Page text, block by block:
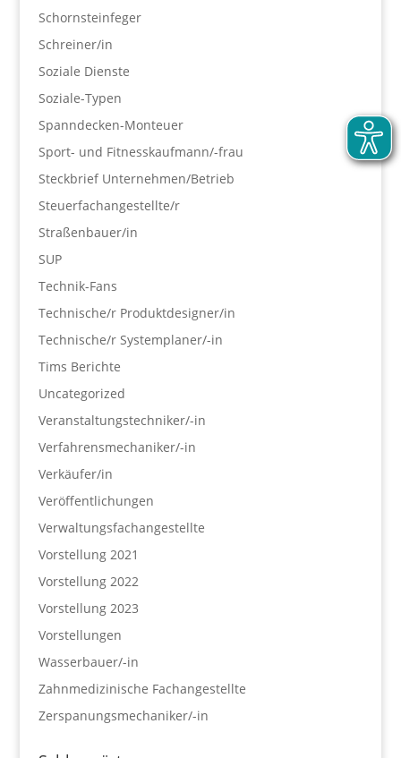
Schornsteinfeger
Schreiner/in
Soziale Dienste
Soziale-Typen
Spanndecken-Monteuer
Sport- und Fitnesskaufmann/-frau
Steckbrief Unternehmen/Betrieb
Steuerfachangestellte/r
Straßenbauer/in
SUP
Technik-Fans
Technische/r Produktdesigner/in
Technische/r Systemplaner/-in
Tims Berichte
Uncategorized
Veranstaltungstechniker/-in
Verfahrensmechaniker/-in
Verkäufer/in
Veröffentlichungen
Verwaltungsfachangestellte
Vorstellung 2021
Vorstellung 2022
Vorstellung 2023
Vorstellungen
Wasserbauer/-in
Zahnmedizinische Fachangestellte
Zerspanungsmechaniker/-in